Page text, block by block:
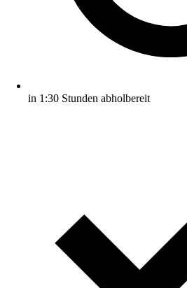
in 1:30 Stunden abholbereit